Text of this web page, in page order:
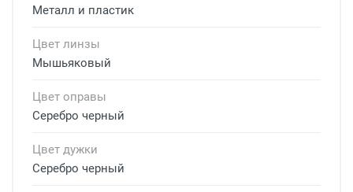
Металл и пластик
Цвет линзы
Мышьяковый
Цвет оправы
Серебро черный
Цвет дужки
Серебро черный